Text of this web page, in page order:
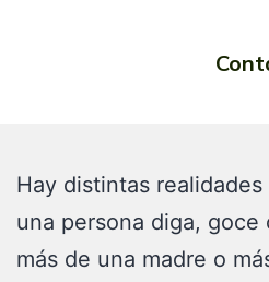
Hay distintas
una persona diga,
más de una madre o